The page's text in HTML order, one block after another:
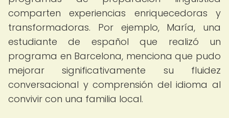
comparten experiencias enriquecedoras y
transformadoras. Por ejemplo, María, una
estudiante de español que realizó un
programa en Barcelona, menciona que pudo
mejorar significativamente su fluidez
conversacional y comprensión del idioma al
convivir con una familia local.